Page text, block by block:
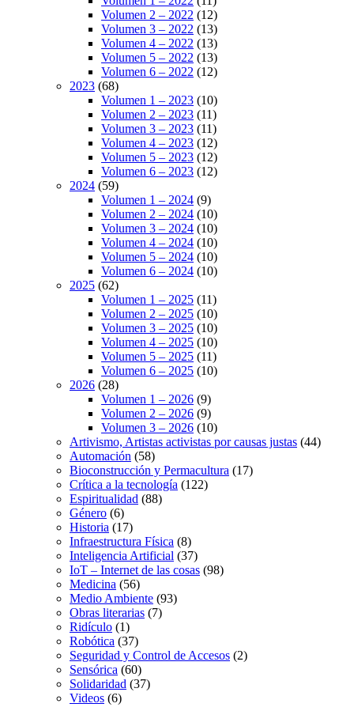
Volumen 2 – 2022 (12)
Volumen 3 – 2022 (13)
Volumen 4 – 2022 (13)
Volumen 5 – 2022 (13)
Volumen 6 – 2022 (12)
2023 (68)
Volumen 1 – 2023 (10)
Volumen 2 – 2023 (11)
Volumen 3 – 2023 (11)
Volumen 4 – 2023 (12)
Volumen 5 – 2023 (12)
Volumen 6 – 2023 (12)
2024 (59)
Volumen 1 – 2024 (9)
Volumen 2 – 2024 (10)
Volumen 3 – 2024 (10)
Volumen 4 – 2024 (10)
Volumen 5 – 2024 (10)
Volumen 6 – 2024 (10)
2025 (62)
Volumen 1 – 2025 (11)
Volumen 2 – 2025 (10)
Volumen 3 – 2025 (10)
Volumen 4 – 2025 (10)
Volumen 5 – 2025 (11)
Volumen 6 – 2025 (10)
2026 (28)
Volumen 1 – 2026 (9)
Volumen 2 – 2026 (9)
Volumen 3 – 2026 (10)
Artivismo, Artistas activistas por causas justas (44)
Automación (58)
Bioconstrucción y Permacultura (17)
Crítica a la tecnología (122)
Espiritualidad (88)
Género (6)
Historia (17)
Infraestructura Física (8)
Inteligencia Artificial (37)
IoT – Internet de las cosas (98)
Medicina (56)
Medio Ambiente (93)
Obras literarias (7)
Ridículo (1)
Robótica (37)
Seguridad y Control de Accesos (2)
Sensórica (60)
Solidaridad (37)
Videos (6)